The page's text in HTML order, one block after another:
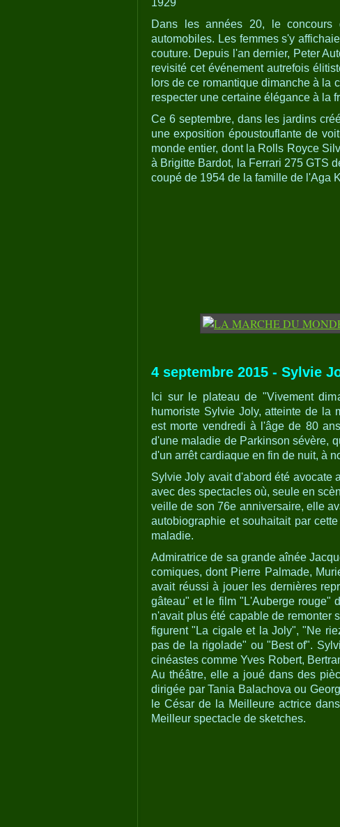
1929
Dans les années 20, le concours
automobiles. Les femmes s'y
couture. Depuis l'an dernier, Peter
revisité cet événement autrefois
lors de ce romantique dimanche à la
respecter une certaine élégance à la
Ce 6 septembre, dans les jardins
une exposition époustouflante de
monde entier, dont la Rolls Royce
à Brigitte Bardot, la Ferrari 275 GTS
coupé de 1954 de la famille de l'Aga
4 septembre 2015 - Sylvie
Ici sur le plateau de "Vivement
humoriste Sylvie Joly, atteinte de la
est morte vendredi à l'âge de 80
d'une maladie de Parkinson sévère,
d'un arrêt cardiaque en fin de nuit, à
Sylvie Joly avait d'abord été avocate
avec des spectacles où, seule en
veille de son 76e anniversaire, elle
autobiographie et souhaitait par
maladie.
Admiratrice de sa grande aînée
comiques, dont Pierre Palmade,
avait réussi à jouer les dernières
gâteau" et le film "L'Auberge rouge"
n'avait plus été capable de remonter
figurent "La cigale et la Joly", "Ne
pas de la rigolade" ou "Best of".
cinéastes comme Yves Robert,
Au théâtre, elle a joué dans des
dirigée par Tania Balachova ou
le César de la Meilleure actrice
Meilleur spectacle de sketches.